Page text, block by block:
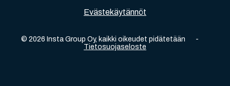
Evästekäytännöt
© 2026 Insta Group Oy, kaikki oikeudet pidätetään
-
Tietosuojaseloste